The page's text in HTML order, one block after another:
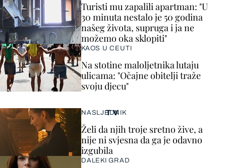
Turisti mu zapalili apartman: "U
30 minuta nestalo je 50 godina
našeg života, supruga i ja ne
možemo oka sklopiti"
KAOS U CEUTI
Na stotine maloljetnika lutaju
ulicama: "Očajne obitelji traže
svoju djecu"
TV
NASLJEDNIK
Želi da njih troje sretno žive, a
nije ni svjesna da ga je odavno
izgubila
DALEKI GRAD